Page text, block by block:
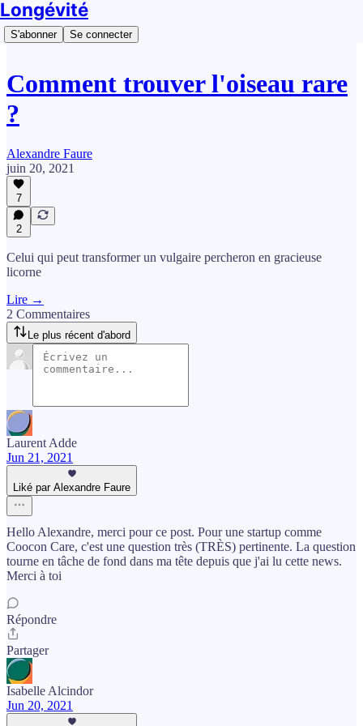
Longévité
S'abonner Se connecter
Comment trouver l'oiseau rare
?
Alexandre Faure
juin 20, 2021
7
2
Celui qui peut transformer un vulgaire percheron en gracieuse
licorne
Lire →
2 Commentaires
Le plus récent d'abord
Laurent Adde
Jun 21, 2021
Liké par Alexandre Faure
Hello Alexandre, merci pour ce post. Pour une startup comme
Coocon Care, c'est une question très (TRÈS) pertinente. La question
tourne en tâche de fond dans ma tête depuis que j'ai lu cette news.
Merci à toi
Répondre
Partager
Isabelle Alcindor
Jun 20, 2021